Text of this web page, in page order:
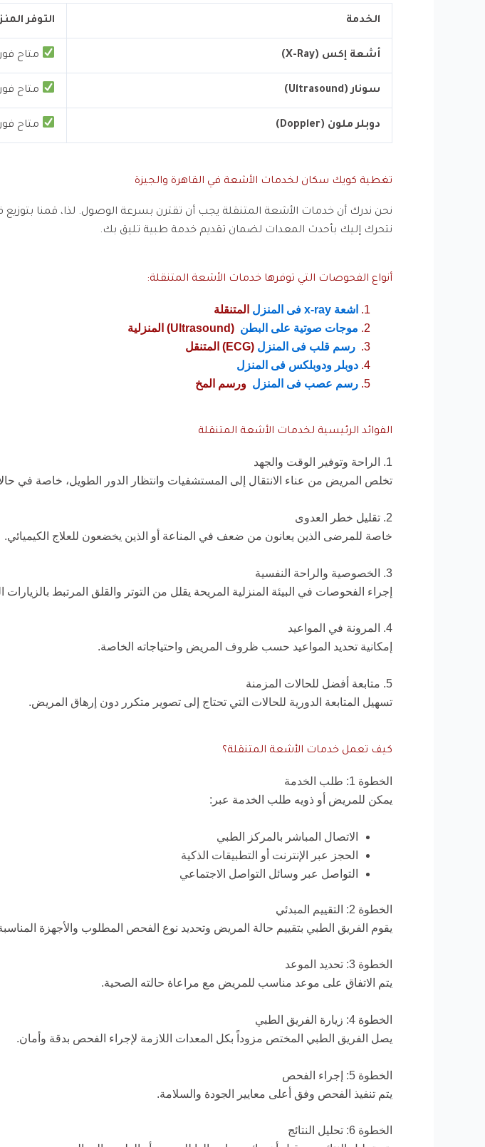
الخدمة التوفر
أشعة إكس (X-Ray) متاح
سونار (Ultrasound) متاح
دوبلر ملون (Doppler) متاح
تغطية كويك سكان لخدمات الأشعة في القاهرة والجيزة
نحن ندرك أن خدمات الأشعة المتنقلة يجب أن تقترن بسرعة الوصول. لذا، قمنا بتوزيع
نتحرك إليك بأحدث المعدات لضمان تقديم خدمة طبية تليق بك.
أنواع الفحوصات التي توفرها خدمات الأشعة المتنقلة:
اشعة x-ray فى المنزل
المتنقلة
موجات صوتية على البطن (Ultrasound) المنزلية
رسم قلب فى المنزل (ECG) المتنقل
دوبلر ودوبلكس فى المنزل
رسم عصب فى المنزل ورسم المخ
الفوائد الرئيسية لخدمات الأشعة المتنقلة
1. الراحة وتوفير الوقت والجهد
تخلص المريض من عناء الانتقال إلى المستشفيات وانتظار الدور الطويل، خاصة في
2. تقليل خطر العدوى
خاصة للمرضى الذين يعانون من ضعف في المناعة أو الذين يخضعون للعلاج الكيميائي.
3. الخصوصية والراحة النفسية
إجراء الفحوصات في البيئة المنزلية المريحة يقلل من التوتر والقلق المرتبط بالزيارات
4. المرونة في المواعيد
إمكانية تحديد المواعيد حسب ظروف المريض واحتياجاته الخاصة.
5. متابعة أفضل للحالات المزمنة
تسهيل المتابعة الدورية للحالات التي تحتاج إلى تصوير متكرر دون إرهاق المريض.
كيف تعمل خدمات الأشعة المتنقلة؟
الخطوة 1: طلب الخدمة
يمكن للمريض أو ذويه طلب الخدمة عبر:
الاتصال المباشر بالمركز الطبي
الحجز عبر الإنترنت أو التطبيقات الذكية
التواصل عبر وسائل التواصل الاجتماعي
الخطوة 2: التقييم المبدئي
يقوم الفريق الطبي بتقييم حالة المريض وتحديد نوع الفحص المطلوب والأجهزة
الخطوة 3: تحديد الموعد
يتم الاتفاق على موعد مناسب للمريض مع مراعاة حالته الصحية.
الخطوة 4: زيارة الفريق الطبي
يصل الفريق الطبي المختص مزوداً بكل المعدات اللازمة لإجراء الفحص بدقة وأمان.
الخطوة 5: إجراء الفحص
يتم تنفيذ الفحص وفق أعلى معايير الجودة والسلامة.
الخطوة 6: تحليل النتائج